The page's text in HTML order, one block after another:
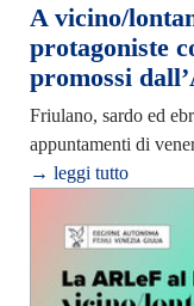
A vicino/
protagoniste
promossi
Friulano, sardo ed
appuntamenti di
→ leggi tutto